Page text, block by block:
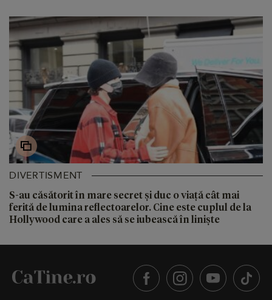
DIVERTISMENT
S-au căsătorit în mare secret și duc o viață cât mai
ferită de lumina reflectoarelor. Cine este cuplul de la
Hollywood care a ales să se iubească în liniște